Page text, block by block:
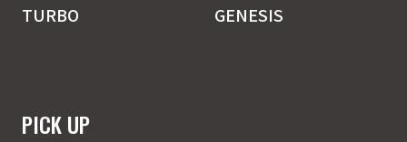
TURBO
GENESIS
PICK UP